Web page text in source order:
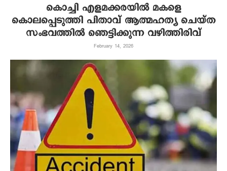
കൊച്ചി എളമക്കരയില്‍ മകളെ
കൊലപ്പെടുത്തി പിതാവ് ആത്മഹത്യ ചെയ്ത
സംഭവത്തില്‍ ഞെട്ടിക്കുന്ന വഴിത്തിരിവ്
February 14, 2026